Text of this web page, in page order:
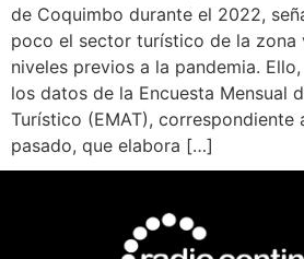
de Coquimbo durante el 2022,
poco el sector turístico de la zona
niveles previos a la pandemia.
los datos de la Encuesta Mensual
Turístico (EMAT), correspondiente
pasado, que elabora […]